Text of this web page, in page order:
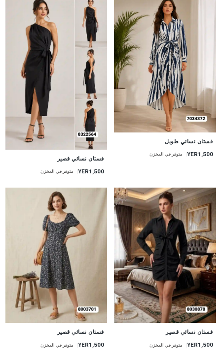
فستان نسائي طويل
YER1,500 متوفر في المخزن
فستان نسائي قصير
YER1,500 متوفر في المخزن
فستان نسائي قصير
YER1,500 متوفر في المخزن
فستان نسائي قصير
YER1,500 متوفر في المخزن